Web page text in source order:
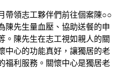
帶領志工夥伴們前往個案陳○○
陳先生量血壓、協助送餐的申
。陳先生在志工視如親人的關
中心的功能真好，讓獨居的老
福利服務。關懷中心是獨居老